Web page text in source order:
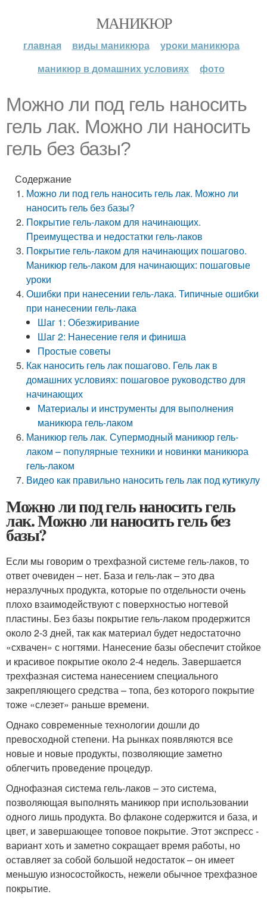
МАНИКЮР
главная виды маникюра
уроки маникюра
маникюр в домашних условиях
фото
Можно ли под гель наносить
гель лак. Можно ли наносить
гель без базы?
Содержание
Можно ли под гель наносить гель лак. Можно ли
наносить гель без базы?
Покрытие гель-лаком для начинающих.
Преимущества и недостатки гель-лаков
Покрытие гель-лаком для начинающих пошагово.
Маникюр гель-лаком для начинающих: пошаговые
уроки
Ошибки при нанесении гель-лака. Типичные ошибки
при нанесении гель-лака
Шаг 1: Обезжиривание
Шаг 2: Нанесение геля и финиша
Простые советы
Как наносить гель лак пошагово. Гель лак в
домашних условиях: пошаговое руководство для
начинающих
Материалы и инструменты для выполнения
маникюра гель-лаком
Маникюр гель лак. Супермодный маникюр гель-
лаком – популярные техники и новинки маникюра
гель-лаком
Видео как правильно наносить гель лак под кутикулу
Можно ли под гель наносить гель
лак. Можно ли наносить гель без
базы?
Если мы говорим о трехфазной системе гель-лаков, то
ответ очевиден – нет. База и гель-лак – это два
неразлучных продукта, которые по отдельности очень
плохо взаимодействуют с поверхностью ногтевой
пластины. Без базы покрытие гель-лаком продержится
около 2-3 дней, так как материал будет недостаточно
«схвачен» с ногтями. Нанесение базы обеспечит стойкое
и красивое покрытие около 2-4 недель. Завершается
трехфазная система нанесением специального
закрепляющего средства – топа, без которого покрытие
тоже «слезет» раньше времени.
Однако современные технологии дошли до
превосходной степени. На рынках появляются все
новые и новые продукты, позволяющие заметно
облегчить проведение процедур.
Однофазная система гель-лаков – это система,
позволяющая выполнять маникюр при использовании
одного лишь продукта. Во флаконе содержится и база, и
цвет, и завершающее топовое покрытие. Этот экспресс -
вариант хоть и заметно сокращает время работы, но
оставляет за собой большой недостаток – он имеет
меньшую износостойкость, нежели обычное трехфазное
покрытие.